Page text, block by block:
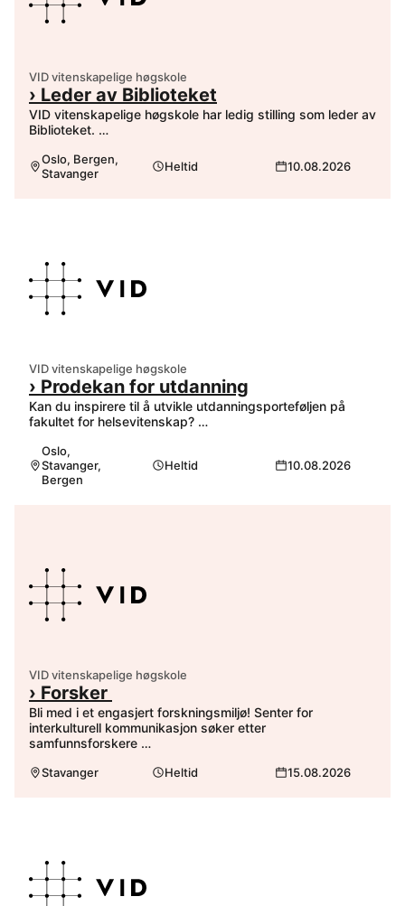
VID vitenskapelige høgskole
› Leder av Biblioteket
VID vitenskapelige høgskole har ledig stilling som leder av
Biblioteket. …
Oslo, Bergen,
Stavanger
Heltid 10.08.2026
VID vitenskapelige høgskole
› Prodekan for utdanning
Kan du inspirere til å utvikle utdanningsporteføljen på
fakultet for helsevitenskap? …
Oslo,
Stavanger,
Bergen
Heltid 10.08.2026
VID vitenskapelige høgskole
› Forsker
Bli med i et engasjert forskningsmiljø! Senter for
interkulturell kommunikasjon søker etter
samfunnsforskere …
Stavanger Heltid 15.08.2026